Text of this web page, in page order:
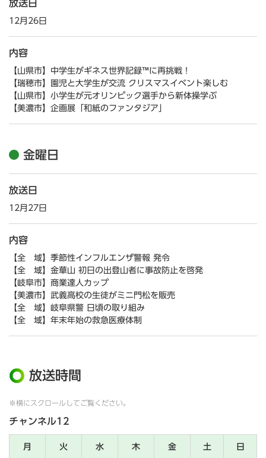
放送日
12月26日
内容
【山県市】中学生がギネス世界記録™に再挑戦！
【瑞穂市】園児と大学生が交流 クリスマスイベント楽しむ
【山県市】小学生が元オリンピック選手から新体操学ぶ
【美濃市】企画展「和紙のファンタジア」
金曜日
放送日
12月27日
内容
【全 域】季節性インフルエンザ警報 発令
【全 域】金華山 初日の出登山者に事故防止を啓発
【岐阜市】商業達人カップ
【美濃市】武義高校の生徒がミニ門松を販売
【全 域】岐阜県警 日頃の取り組み
【全 域】年末年始の救急医療体制
放送時間
※横にスクロールしてご覧ください。
チャンネル12
月 火 水 木 金 土 日